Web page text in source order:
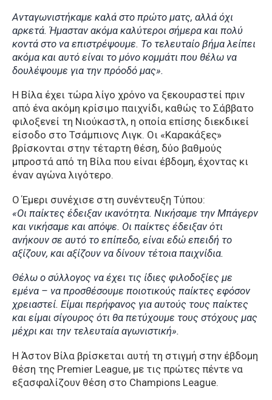
Ανταγωνιστήκαμε καλά στο πρώτο ματς, αλλά όχι
αρκετά. Ήμασταν ακόμα καλύτεροι σήμερα και πολύ
κοντά στο να επιστρέψουμε. Το τελευταίο βήμα λείπει
ακόμα και αυτό είναι το μόνο κομμάτι που θέλω να
δουλέψουμε για την πρόοδό μας».
Η Βίλα έχει τώρα λίγο χρόνο να ξεκουραστεί πριν
από ένα ακόμη κρίσιμο παιχνίδι, καθώς το Σάββατο
φιλοξενεί τη Νιούκαστλ, η οποία επίσης διεκδικεί
είσοδο στο Τσάμπιονς Λιγκ. Οι «Καρακάξες»
βρίσκονται στην τέταρτη θέση, δύο βαθμούς
μπροστά από τη Βίλα που είναι έβδομη, έχοντας κι
έναν αγώνα λιγότερο.
Ο Έμερι συνέχισε στη συνέντευξη Τύπου:
«Οι παίκτες έδειξαν ικανότητα. Νικήσαμε την Μπάγερν
και νικήσαμε και απόψε. Οι παίκτες έδειξαν ότι
ανήκουν σε αυτό το επίπεδο, είναι εδώ επειδή το
αξίζουν, και αξίζουν να δίνουν τέτοια παιχνίδια.
Θέλω ο σύλλογος να έχει τις ίδιες φιλοδοξίες με
εμένα – να προσθέσουμε ποιοτικούς παίκτες εφόσον
χρειαστεί. Είμαι περήφανος για αυτούς τους παίκτες
και είμαι σίγουρος ότι θα πετύχουμε τους στόχους μας
μέχρι και την τελευταία αγωνιστική».
Η Άστον Βίλα βρίσκεται αυτή τη στιγμή στην έβδομη
θέση της Premier League, με τις πρώτες πέντε να
εξασφαλίζουν θέση στο Champions League.